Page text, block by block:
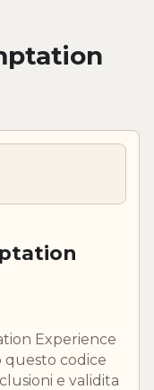
Experience
codice
e validita